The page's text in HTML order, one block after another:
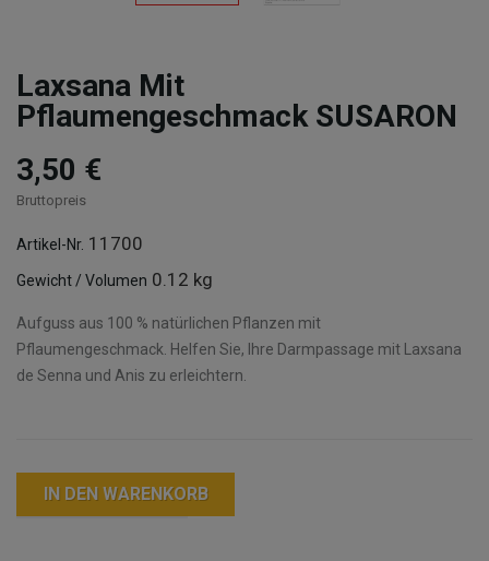
Laxsana Mit
Pflaumengeschmack SUSARON
3,50 €
Bruttopreis
Artikel-Nr. 11700
Gewicht / Volumen 0.12 kg
Aufguss aus 100 % natürlichen Pflanzen mit
Pflaumengeschmack. Helfen Sie, Ihre Darmpassage mit Laxsana
de Senna und Anis zu erleichtern.
IN DEN WARENKORB